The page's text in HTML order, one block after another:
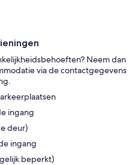
Neem dan
via de contactgegevens
ingang
deur)
ingang
beperkt)